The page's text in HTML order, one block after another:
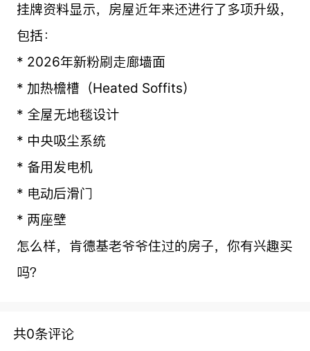
挂牌资料显示，房屋近年来还进行了多项升级，
包括：
* 2026年新粉刷走廊墙面
* 加热檐槽（Heated Soffits）
* 全屋无地毯设计
* 中央吸尘系统
* 备用发电机
* 电动后滑门
* 两座壁
怎么样，肯德基老爷爷住过的房子，你有兴趣买
吗？
共0条评论